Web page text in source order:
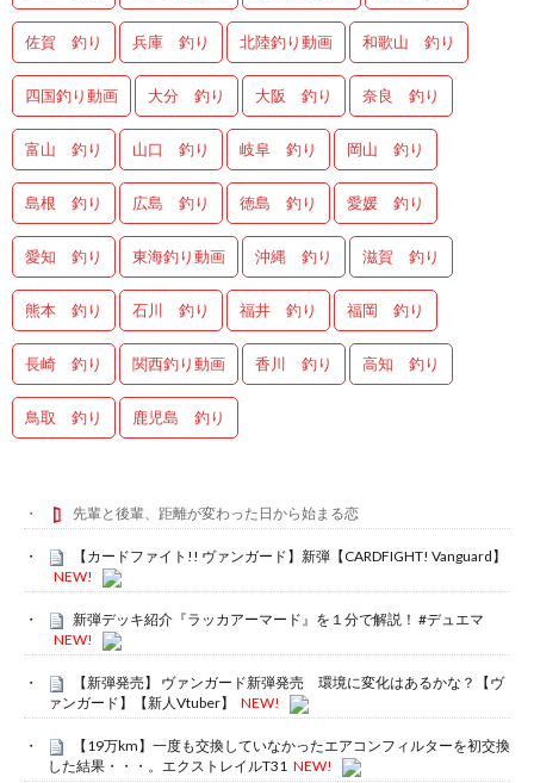
佐賀 釣り 兵庫 釣り 北陸釣り動画 和歌山 釣り
四国釣り動画 大分 釣り 大阪 釣り 奈良 釣り
富山 釣り 山口 釣り 岐阜 釣り 岡山 釣り
島根 釣り 広島 釣り 徳島 釣り 愛媛 釣り
愛知 釣り 東海釣り動画 沖縄 釣り 滋賀 釣り
熊本 釣り 石川 釣り 福井 釣り 福岡 釣り
長崎 釣り 関西釣り動画 香川 釣り 高知 釣り
鳥取 釣り 鹿児島 釣り
先輩と後輩、距離が変わった日から始まる恋
【カードファイト!! ヴァンガード】新弾【CARDFIGHT! Vanguard】
NEW!
新弾デッキ紹介『ラッカアーマード』を１分で解説！ #デュエマ
NEW!
【新弾発売】 ヴァンガード新弾発売 環境に変化はあるかな？【ヴ
ァンガード】【新人Vtuber】
NEW!
【19万km】一度も交換していなかったエアコンフィルターを初交換
した結果・・・。エクストレイルT31 NEW!